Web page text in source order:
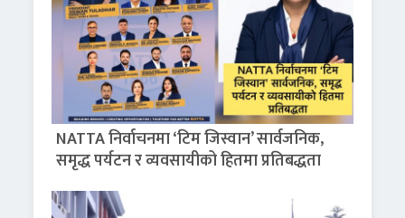
NATTA निर्वाचनमा ‘टिम जिस्वान’ सार्वजनिक,
समृद्ध पर्यटन र व्यवसायीको हितमा प्रतिबद्धता